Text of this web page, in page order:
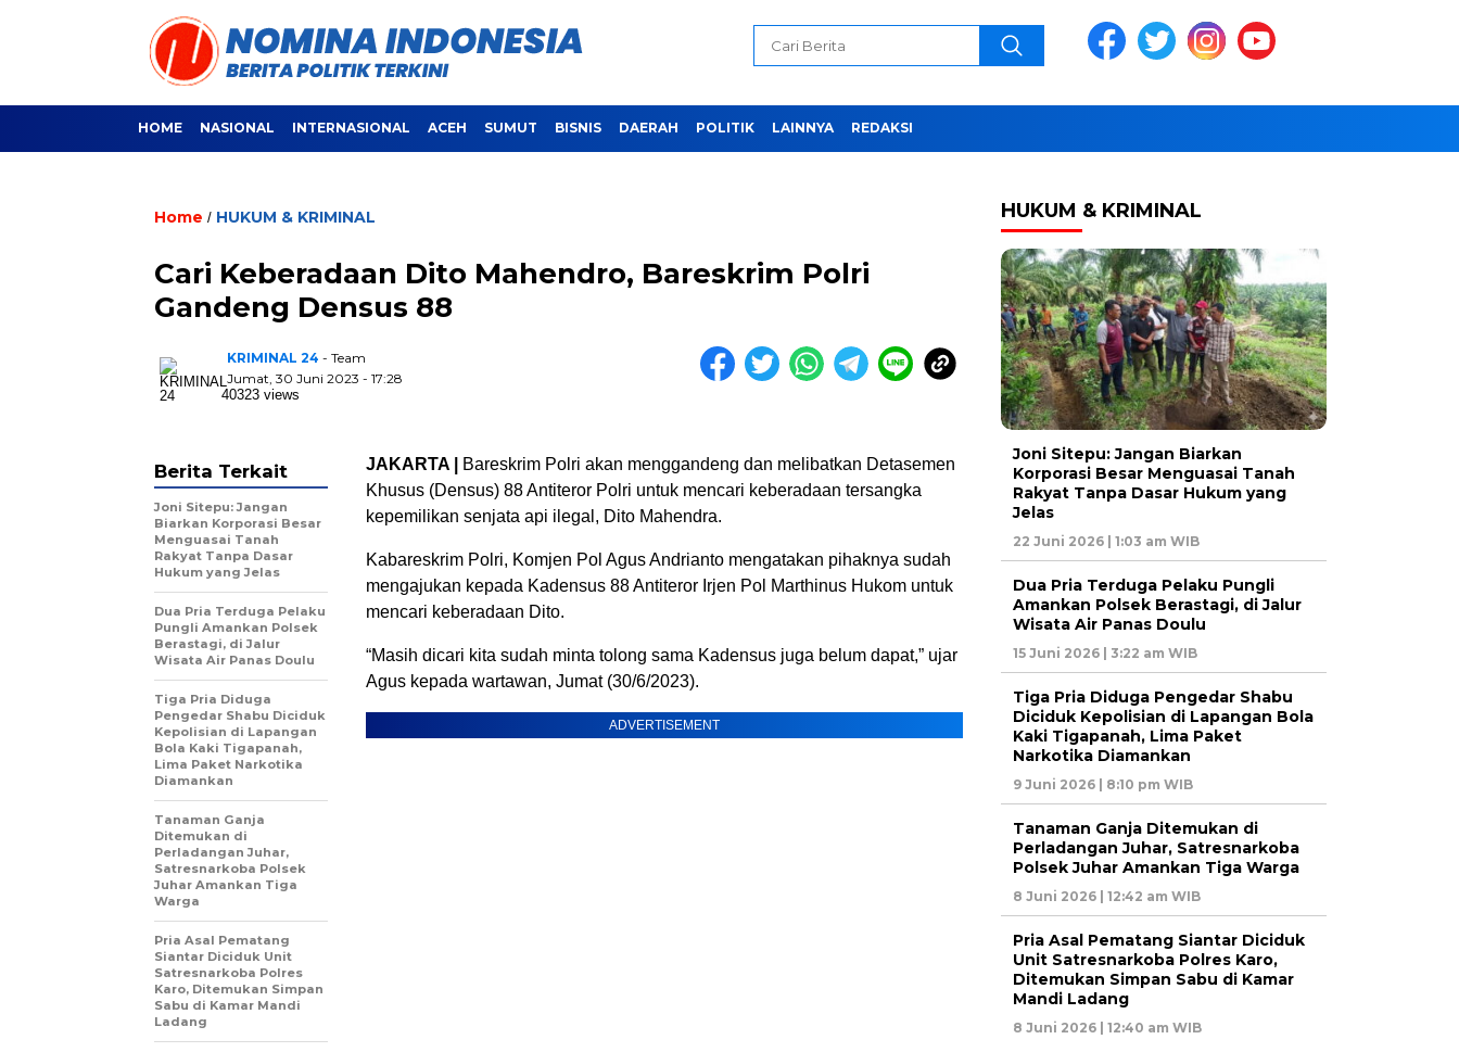
HOME NASIONAL INTERNASIONAL ACEH SUMUT BISNIS DAERAH POLITIK LAINNYA REDAKSI
Home / HUKUM & KRIMINAL
Cari Keberadaan Dito Mahendro, Bareskrim Polri
Gandeng Densus 88
KRIMINAL 24 - Team
Jumat, 30 Juni 2023 - 17:28
40323 views
JAKARTA |
Bareskrim Polri akan menggandeng dan melibatkan Detasemen
Khusus (Densus) 88 Antiteror Polri untuk mencari keberadaan tersangka
kepemilikan senjata api ilegal, Dito Mahendra.
Kabareskrim Polri, Komjen Pol Agus Andrianto mengatakan pihaknya sudah
mengajukan kepada Kadensus 88 Antiteror Irjen Pol Marthinus Hukom untuk
mencari keberadaan Dito.
“Masih dicari kita sudah minta tolong sama Kadensus juga belum dapat,” ujar
Agus kepada wartawan, Jumat (30/6/2023).
ADVERTISEMENT
Berita Terkait
Joni Sitepu: Jangan
Biarkan Korporasi Besar
Menguasai Tanah
Rakyat Tanpa Dasar
Hukum yang Jelas
Dua Pria Terduga Pelaku
Pungli Amankan Polsek
Berastagi, di Jalur
Wisata Air Panas Doulu
Tiga Pria Diduga
Pengedar Shabu Diciduk
Kepolisian di Lapangan
Bola Kaki Tigapanah,
Lima Paket Narkotika
Diamankan
Tanaman Ganja
Ditemukan di
Perladangan Juhar,
Satresnarkoba Polsek
Juhar Amankan Tiga
Warga
Pria Asal Pematang
Siantar Diciduk Unit
Satresnarkoba Polres
Karo, Ditemukan Simpan
Sabu di Kamar Mandi
Ladang
HUKUM & KRIMINAL
Joni Sitepu: Jangan Biarkan
Korporasi Besar Menguasai Tanah
Rakyat Tanpa Dasar Hukum yang
Jelas
22 Juni 2026 | 1:03 am WIB
Dua Pria Terduga Pelaku Pungli
Amankan Polsek Berastagi, di Jalur
Wisata Air Panas Doulu
15 Juni 2026 | 3:22 am WIB
Tiga Pria Diduga Pengedar Shabu
Diciduk Kepolisian di Lapangan Bola
Kaki Tigapanah, Lima Paket
Narkotika Diamankan
9 Juni 2026 | 8:10 pm WIB
Tanaman Ganja Ditemukan di
Perladangan Juhar, Satresnarkoba
Polsek Juhar Amankan Tiga Warga
8 Juni 2026 | 12:42 am WIB
Pria Asal Pematang Siantar Diciduk
Unit Satresnarkoba Polres Karo,
Ditemukan Simpan Sabu di Kamar
Mandi Ladang
8 Juni 2026 | 12:40 am WIB